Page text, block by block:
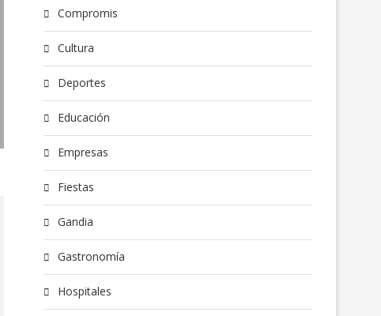
Compromis
Cultura
Deportes
Educación
Empresas
Fiestas
Gandia
Gastronomía
Hospitales